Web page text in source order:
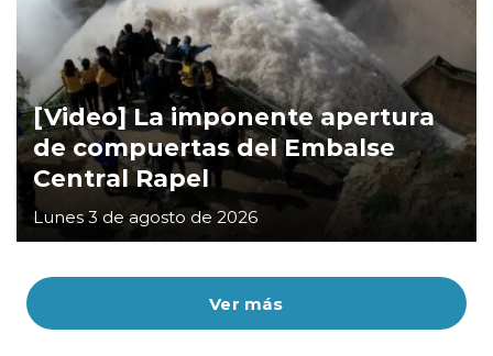
Ver más
[Video] La imponente apertura
de compuertas del Embalse
Central Rapel
Lunes 3 de agosto de 2026